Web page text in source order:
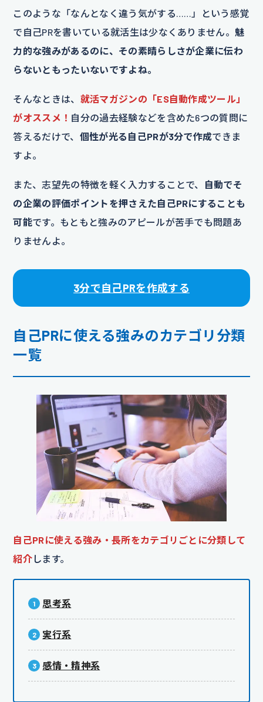
このような「なんとなく違う気がする……」という感覚
で自己PRを書いている就活生は少なくありません。 魅
力的な強みがあるのに、その素晴らしさが企業に伝わ
らないともったいないですよね。
そんなときは、 就活マガジンの「ES自動作成ツール」
がオススメ！ 自分の過去経験などを含めた6つの質問に
答えるだけで、 個性が光る自己PRが3分で作成できま
すよ。
また、志望先の特徴を軽く入力することで、
自動でそ
の企業の評価ポイントを押さえた自己PRにすることも
可能です。もともと強みのアピールが苦手でも問題あ
りませんよ。
3分で自己PRを作成する
自己PRに使える強みのカテゴリ分類
一覧
自己PRに使える強み・長所をカテゴリごとに分類して
紹介 します。
思考系
実行系
感情・精神系